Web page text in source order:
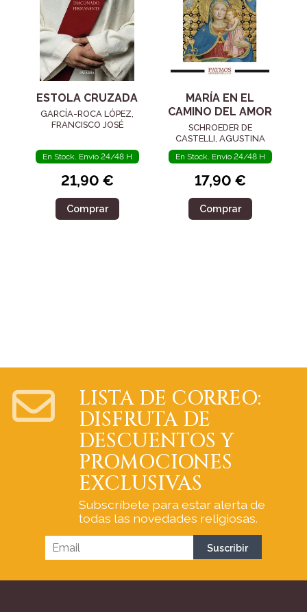
ESTOLA CRUZADA
GARCÍA-ROCA LÓPEZ,
FRANCISCO JOSÉ
En Stock. Envío 24/48 H
21,90 €
Comprar
MARÍA EN EL
CAMINO DEL AMOR
SCHROEDER DE
CASTELLI, AGUSTINA
En Stock. Envío 24/48 H
17,90 €
Comprar
LISTA DE CORREO:
DISFRUTA DE
DESCUENTOS Y
PROMOCIONES
EXCLUSIVAS
Subscríbete para estar alerta de
todas las novedades religiosas.